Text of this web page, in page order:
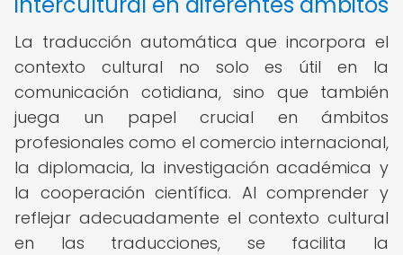
La traducción automática que incorpora el
contexto cultural no solo es útil en la
comunicación cotidiana, sino que también
juega un papel crucial en ámbitos
profesionales como el comercio internacional,
la diplomacia, la investigación académica y
la cooperación científica. Al comprender y
reflejar adecuadamente el contexto cultural
en las traducciones, se facilita la